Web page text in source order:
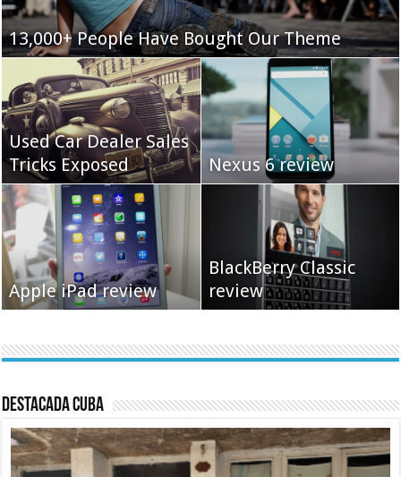
13,000+ People Have Bought Our Theme
Used Car Dealer Sales
Tricks Exposed
Nexus 6 review
Apple iPad review
BlackBerry Classic
review
Destacada Cuba